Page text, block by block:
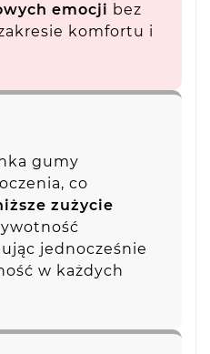
emocji bez
komfortu i
gumy
co
zużycie
jednocześnie
w każdych